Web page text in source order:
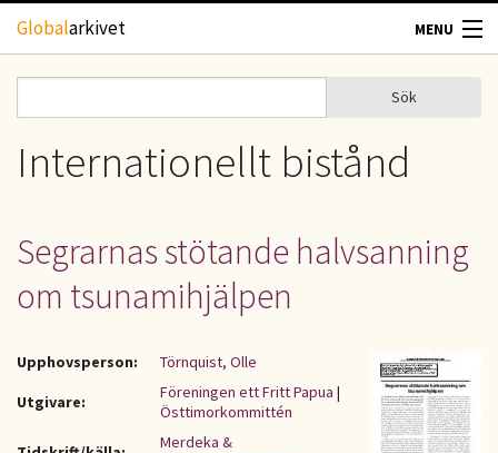
Hoppa till huvudinnehåll
Globalarkivet MENU
TIDSKRIFTER
UPPHOVSRÄTT
Sökformulär
Sök
Internationellt bistånd
Segrarnas stötande halvsanning
om tsunamihjälpen
Upphovsperson:
Törnquist, Olle
Utgivare:
Föreningen ett Fritt Papua |
Östtimorkommittén
Merdeka &